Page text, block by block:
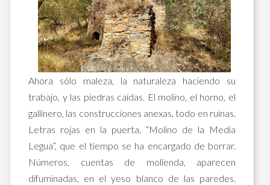
Ahora sólo maleza, la naturaleza haciendo su
trabajo, y las piedras caídas. El molino, el horno, el
gallinero, las construcciones anexas, todo en ruinas.
Letras rojas en la puerta, “Molino de la Media
Legua”, que el tiempo se ha encargado de borrar.
Números, cuentas de molienda, aparecen
difuminadas, en el yeso blanco de las paredes.